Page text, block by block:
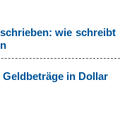
wie schreibt
in Dollar